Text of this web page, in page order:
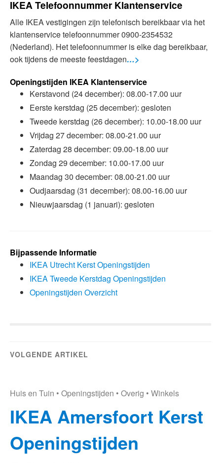
IKEA Telefoonnummer Klantenservice
Alle IKEA vestigingen zijn telefonisch bereikbaar via het
klantenservice telefoonnummer 0900-2354532
(Nederland). Het telefoonnummer is elke dag bereikbaar,
ook tijdens de meeste feestdagen…>
Openingstijden IKEA Klantenservice
Kerstavond (24 december): 08.00-17.00 uur
Eerste kerstdag (25 december): gesloten
Tweede kerstdag (26 december): 10.00-18.00 uur
Vrijdag 27 december: 08.00-21.00 uur
Zaterdag 28 december: 09.00-18.00 uur
Zondag 29 december: 10.00-17.00 uur
Maandag 30 december: 08.00-21.00 uur
Oudjaarsdag (31 december): 08.00-16.00 uur
Nieuwjaarsdag (1 januari): gesloten
Bijpassende Informatie
IKEA Utrecht Kerst Openingstijden
IKEA Tweede Kerstdag Openingstijden
Openingstijden Overzicht
VOLGENDE ARTIKEL
Huis en Tuin • Openingstijden • Overig • Winkels
IKEA Amersfoort Kerst
Openingstijden